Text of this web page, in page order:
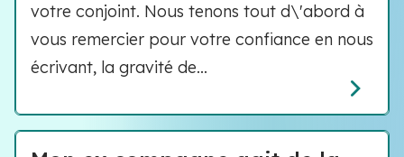
votre conjoint. Nous tenons tout d\'abord à
vous remercier pour votre confiance en nous
écrivant, la gravité de...